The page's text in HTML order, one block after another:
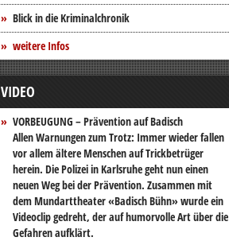
Blick in die Kriminalchronik
weitere Infos
VIDEO
VORBEUGUNG – Prävention auf Badisch
Allen Warnungen zum Trotz: Immer wieder fallen
vor allem ältere Menschen auf Trickbetrüger
herein. Die Polizei in Karlsruhe geht nun einen
neuen Weg bei der Prävention. Zusammen mit
dem Mundarttheater «Badisch Bühn» wurde ein
Videoclip gedreht, der auf humorvolle Art über die
Gefahren aufklärt.